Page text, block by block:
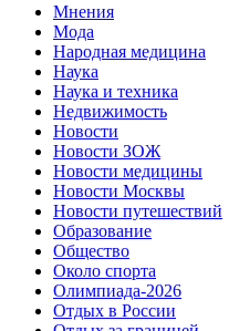
Мнения
Мода
Народная медицина
Наука
Наука и техника
Недвижимость
Новости
Новости ЗОЖ
Новости медицины
Новости Москвы
Новости путешествий
Образование
Общество
Около спорта
Олимпиада-2026
Отдых в России